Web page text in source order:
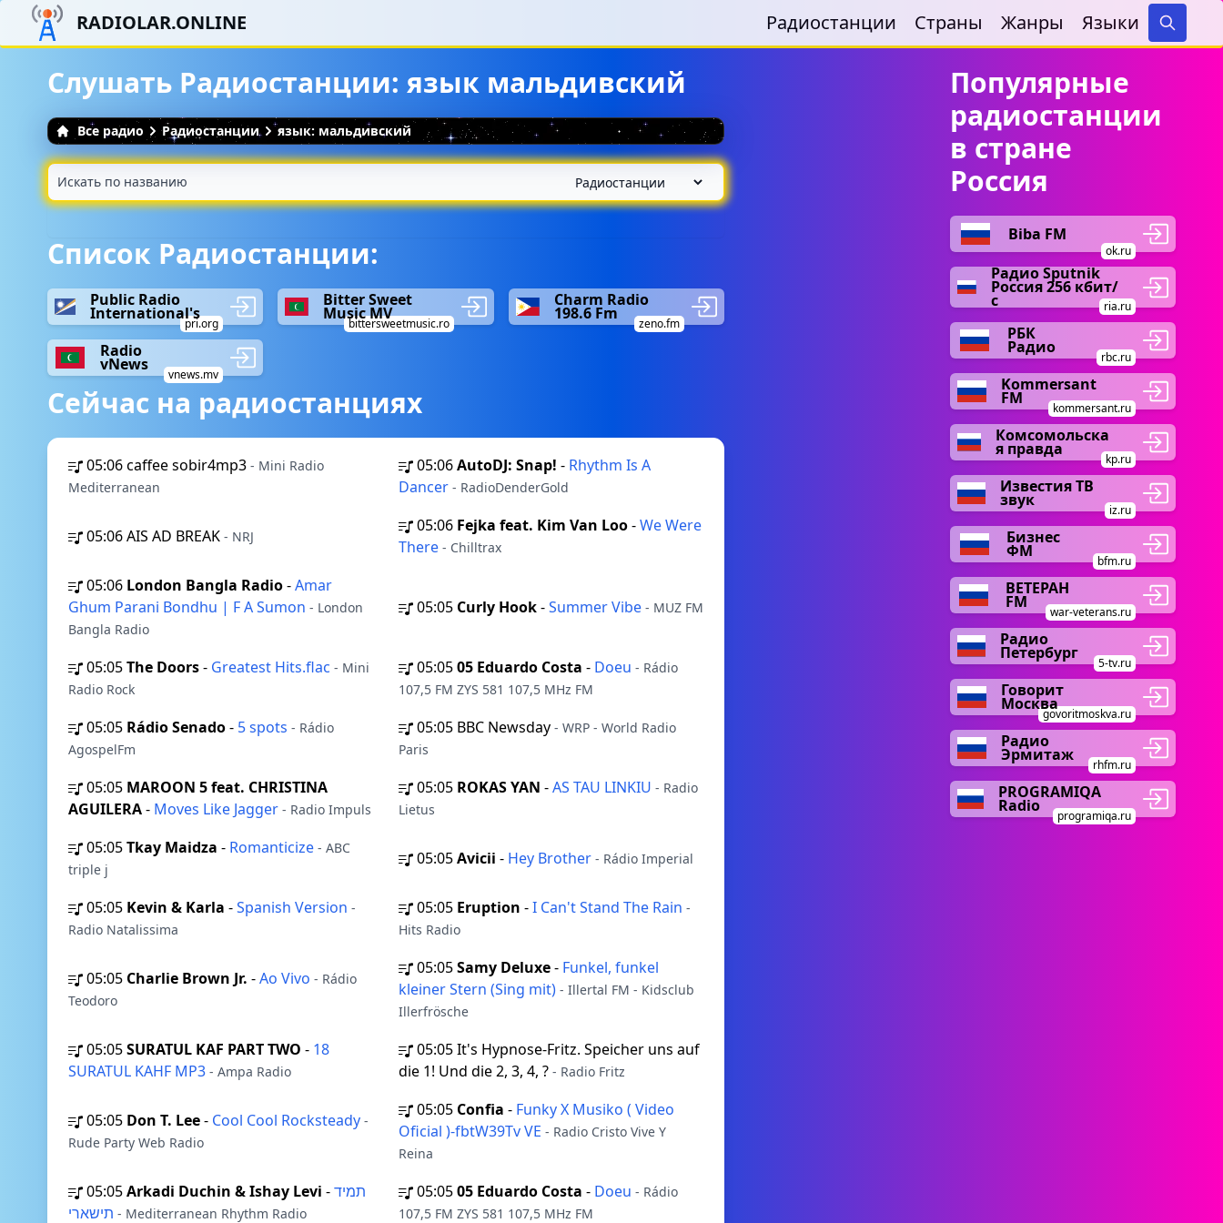
RADIOLAR.ONLINE Радиостанции Страны Жанры Языки
Search
Слушать Радиостанции: язык мальдивский
Все радио Радиостанции язык: мальдивский
Список Радиостанции:
Public Radio
International's
pri.org
Bitter Sweet
Music MV
bittersweetmusic.ro
Charm Radio
198.6 Fm
zeno.fm
Radio
vNews
vnews.mv
Сейчас на радиостанциях
05:06caffee sobir4mp3 - Mini Radio
Mediterranean
05:06AutoDJ: Snap! - Rhythm Is A
Dancer - RadioDenderGold
05:06AIS AD BREAK - NRJ
05:06 Fejka feat. Kim Van Loo-We Were
There - Chilltrax
05:06 London Bangla Radio-Amar
Ghum Parani Bondhu | F A Sumon - London
Bangla Radio
05:05 Curly Hook-Summer Vibe - MUZ FM
05:05The Doors- Greatest Hits.flac - Mini
Radio Rock
05:0505 Eduardo Costa - Doeu - Rádio
107,5 FM ZYS 581 107,5 MHz FM
05:05 Rádio Senado- 5 spots - Rádio
AgospelFm
05:05 BBC Newsday - WRP - World Radio
Paris
05:05 MAROON 5 feat. CHRISTINA
AGUILERA- Moves Like Jagger - Radio Impuls
05:05 ROKAS YAN -AS TAU LINKIU - Radio
Lietus
05:05Tkay Maidza - Romanticize - ABC
triple j
05:05Avicii - Hey Brother - Rádio Imperial
05:05 Kevin & Karla -Spanish Version -
Radio Natalissima
05:05 Eruption -I Can't Stand The Rain -
Hits Radio
05:05 Charlie Brown Jr. -Ao Vivo - Rádio
Teodoro
05:05Samy Deluxe- Funkel, funkel
kleiner Stern (Sing mit) - Illertal FM - Kidsclub
Illerfrösche
05:05SURATUL KAF PART TWO - 18
SURATUL KAHF MP3 - Ampa Radio
05:05It's Hypnose-Fritz. Speicher uns auf
die 1! Und die 2, 3, 4, ? - Radio Fritz
05:05 Don T. Lee- Cool Cool Rocksteady -
Rude Party Web Radio
05:05 Confia - Funky X Musiko ( Video
Oficial )-fbtW39Tv VE - Radio Cristo Vive Y
Reina
05:05Arkadi Duchin & Ishay Levi -תמיד
- Mediterranean Rhythm Radio
05:0505 Eduardo Costa - Doeu - Rádio
107,5 FM ZYS 581 107,5 MHz FM
Популярные
радиостанции
в стране
Россия
Biba FM
ok.ru
Радио Sputnik
Россия 256 кбит/
с ria.ru
РБК
Радио
rbc.ru
Kommersant
FM
kommersant.ru
Комсомольска
я правда
kp.ru
Известия ТВ
звук
iz.ru
Бизнес
ФМ
bfm.ru
ВЕТЕРАН
FM
war-veterans.ru
Радио
Петербург
5-tv.ru
Говорит
Москва
govoritmoskva.ru
Радио
Эрмитаж
rhfm.ru
PROGRAMIQA
Radio
programiqa.ru